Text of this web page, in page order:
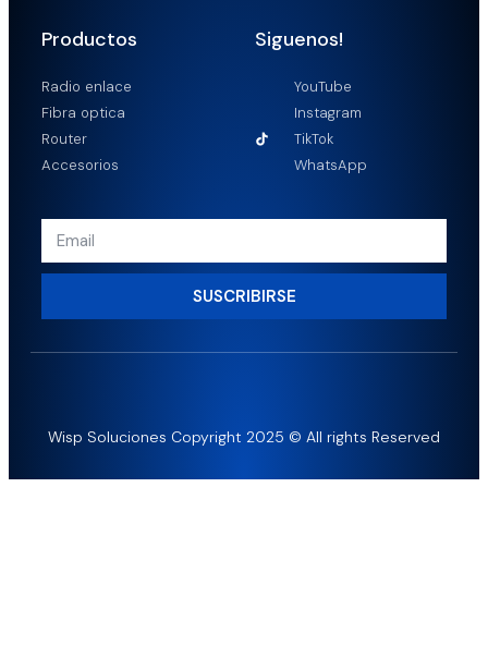
Productos
Radio enlace
Fibra optica
Router
Accesorios
Siguenos!
YouTube
Instagram
TikTok
WhatsApp
SUSCRIBIRSE
Wisp Soluciones Copyright 2025 © All rights Reserved